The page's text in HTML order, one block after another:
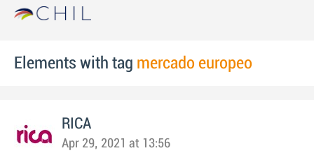
Elements with tag mercado europeo
RICA
Apr 29, 2021 at 13:56